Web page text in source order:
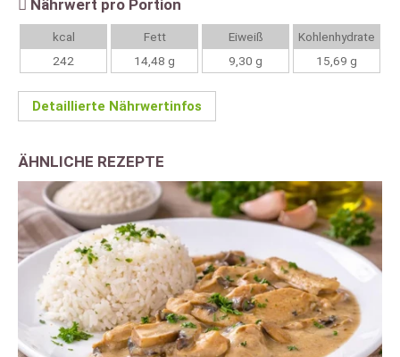
Nährwert pro Portion
kcal
242
Fett
14,48 g
Eiweiß
9,30 g
Kohlenhydrate
15,69 g
Detaillierte Nährwertinfos
ÄHNLICHE REZEPTE